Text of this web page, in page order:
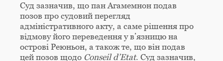
Суд зазначив, що пан Агамемнон подав
позов про судовий перегляд
адміністративного акту, а саме рішення про
відмову його переведення у в’язницю на
острові Реюньон, а також те, що він подав
цей позов щодо Conseild’Etat. Суд зазначив,